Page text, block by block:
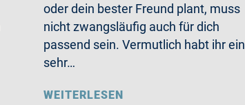
oder dein bester Freund plant, muss
nicht zwangsläufig auch für dich
passend sein. Vermutlich habt ihr ein
sehr…
WEITERLESEN